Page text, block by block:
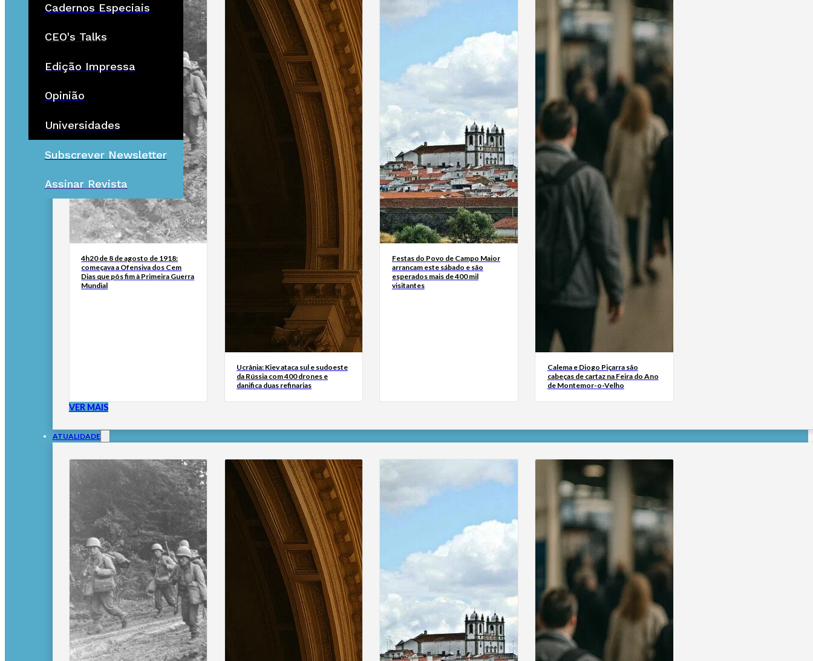
Cadernos Especiais
CEO's Talks
Edição Impressa
Opinião
Universidades
Subscrever Newsletter
Assinar Revista
4h20 de 8 de agosto de 1918:
começava a Ofensiva dos Cem
Dias que pôs fim à Primeira Guerra
Mundial
Ucrânia: Kiev ataca sul e sudoeste
da Rússia com 400 drones e
danifica duas refinarias
Festas do Povo de Campo Maior
arrancam este sábado e são
esperados mais de 400 mil
visitantes
Calema e Diogo Piçarra são
cabeças de cartaz na Feira do Ano
de Montemor-o-Velho
VER MAIS
ATUALIDADE